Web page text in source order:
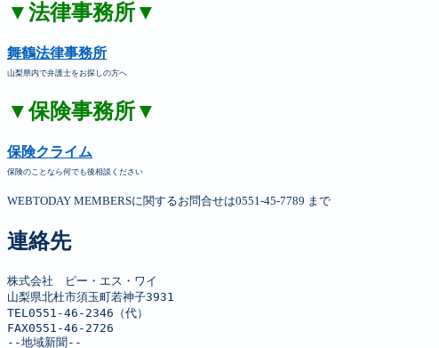
▼法律事務所▼
舞鶴法律事務所
山梨県内で弁護士をお探しの方へ
▼保険事務所▼
保険クライム
保険のことなら何でも後相談ください
WEBTODAY MEMBERSに関するお問合せは0551-45-7789 まで
連絡先
株式会社　ピー・エス・ワイ
山梨県北杜市須玉町若神子3931
TEL0551-46-2346（代）
FAX0551-46-2726
--地域新聞--